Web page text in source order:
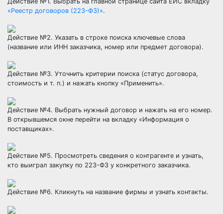
«Реестр договоров (223-ФЗ)».
Действие №2. Указать в строке поиска ключевые слова
(название или ИНН заказчика, номер или предмет договора).
Действие №3. Уточнить критерии поиска (статус договора,
стоимость и т. п.) и нажать кнопку «Применить».
Действие №4. Выбрать нужный договор и нажать на его номер.
В открывшемся окне перейти на вкладку «Информация о
поставщиках».
Действие №5. Просмотреть сведения о контрагенте и узнать,
кто выиграл закупку по 223-ФЗ у конкретного заказчика.
Действие №6. Кликнуть на название фирмы и узнать контакты.